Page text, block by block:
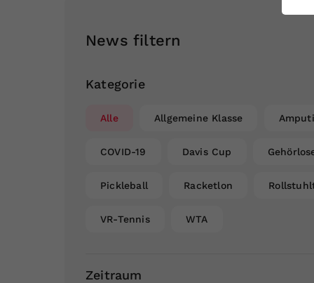
News filtern
Kategorie
Alle Allgemeine Klasse
COVID-19 Davis Cup
Pickleball Racketlon
VR-Tennis WTA
Zeitraum